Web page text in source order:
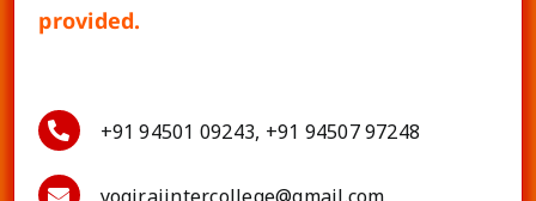
provided.
+91 94501 09243, +91 94507 97248